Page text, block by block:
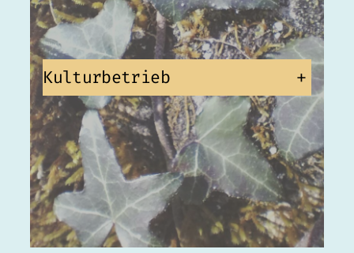
Kulturbetrieb +